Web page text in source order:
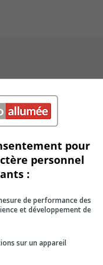
ans, est toujours
arrêtés, alors que
drogues, des
de stupéfiants.
membres
de
pour
personnel
:
de performance des
et développement de
sur un appareil